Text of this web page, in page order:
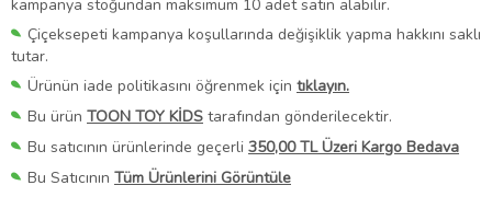
kampanya stoğundan maksimum 10 adet satın alabilir.
Çiçeksepeti kampanya koşullarında değişiklik yapma hakkını saklı
tutar.
Ürünün iade politikasını öğrenmek için tıklayın.
Bu ürün TOON TOY KİDS tarafından gönderilecektir.
Bu satıcının ürünlerinde geçerli 350,00 TL Üzeri Kargo Bedava
Bu Satıcının Tüm Ürünlerini Görüntüle